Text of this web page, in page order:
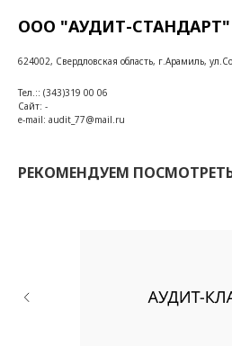
ООО "АУДИТ-СТАНДАРТ"
624002, Свердловская область, г.Арамиль,
Тел.:: (343)319 00 06
Сайт: -
e-mail: audit_77@mail.ru
РЕКОМЕНДУЕМ